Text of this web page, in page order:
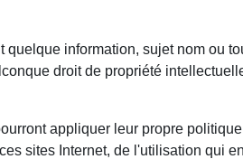
information, sujet nom ou
droit de propriété
appliquer leur propre
sites Internet, de l'utilisation qui